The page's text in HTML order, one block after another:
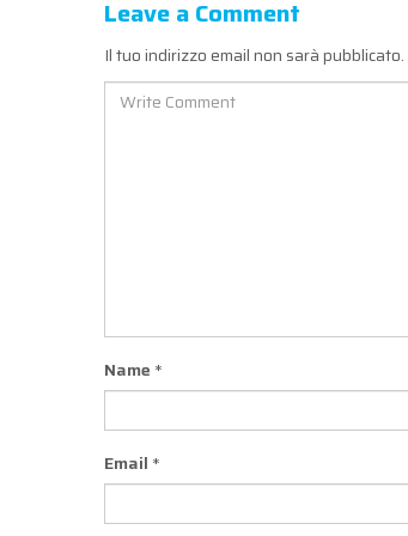
Leave a Comment
Il tuo indirizzo email non sarà pubblicato.
Name *
Email *